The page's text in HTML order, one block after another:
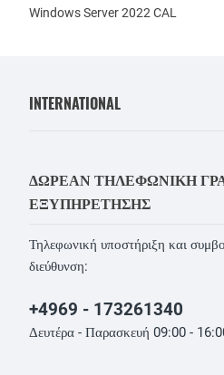
Windows Server 2022 CAL
INTERNATIONAL
ΔΩΡΕΆΝ ΤΗΛΕΦΩΝΙΚΉ
ΕΞΥΠΗΡΈΤΗΣΗΣ
Τηλεφωνική υποστήριξη και
διεύθυνση:
+4969 - 173261340
Δευτέρα - Παρασκευή 09:00 -